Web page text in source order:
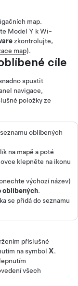
map.
Model Y k Wi-
zkontrolujte,
map).
cíle
spustit
navigace,
položky ze
oblíbených
na mapě a poté
klepněte na ikonu
výchozí název)
oblíbených.
se přidá do seznamu
příslušné
na symbol X.
všech